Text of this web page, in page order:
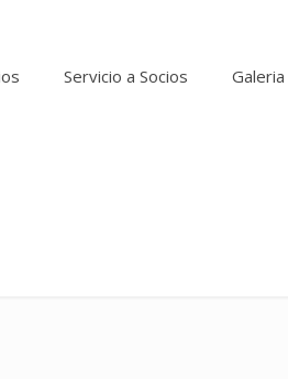
Servicio a Socios Galeria